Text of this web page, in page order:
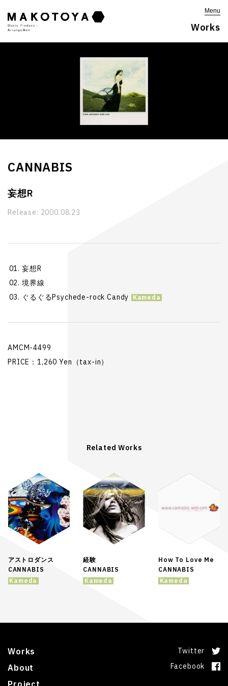
Menu
Works
CANNABIS
妄想R
Release: 2000.08.23
妄想R
境界線
ぐるぐるPsychede-rock Candy
AMCM-4499
PRICE：1,260 Yen（tax-in）
Related Works
アストロダンス
CANNABIS
Kameda
経験
CANNABIS
Kameda
How To Love Me
CANNABIS
Kameda
Works
About
Twitter
Facebook